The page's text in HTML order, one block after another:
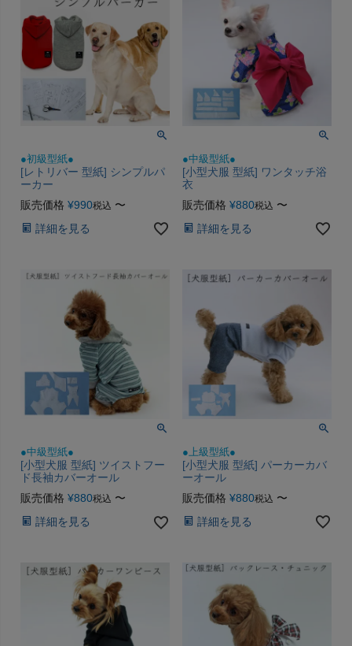
●初級型紙●
[レトリバー 型紙] シンプルパ
ーカー
販売価格 ¥990税込 〜
詳細を見る
●中級型紙●
[小型犬服 型紙] ワンタッチ浴
衣
販売価格 ¥880税込 〜
詳細を見る
●中級型紙●
[小型犬服 型紙] ツイストフー
ド長袖カバーオール
販売価格 ¥880税込 〜
詳細を見る
●上級型紙●
[小型犬服 型紙] パーカーカバ
ーオール
販売価格 ¥880税込 〜
詳細を見る